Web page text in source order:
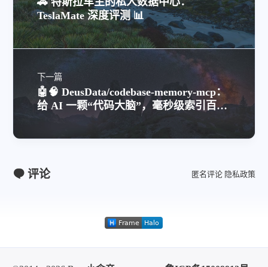
TeslaMate 深度评测 📊
下一篇
🤖🧠 DeusData/codebase-memory-mcp：
给 AI 一颗“代码大脑”，毫秒级索引百万
评论 匿名评论 隐私政策